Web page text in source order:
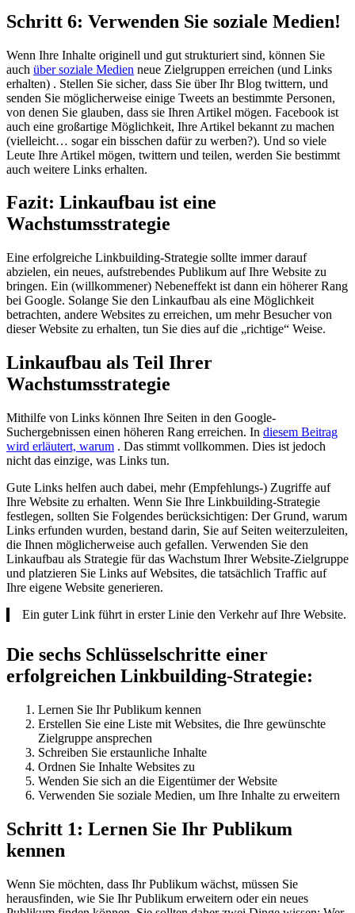
Schritt 6: Verwenden Sie soziale Medien!
Wenn Ihre Inhalte originell und gut strukturiert sind, können Sie
auch über soziale Medien neue Zielgruppen erreichen (und Links
erhalten) . Stellen Sie sicher, dass Sie über Ihr Blog twittern, und
senden Sie möglicherweise einige Tweets an bestimmte Personen,
von denen Sie glauben, dass sie Ihren Artikel mögen. Facebook ist
auch eine großartige Möglichkeit, Ihre Artikel bekannt zu machen
(vielleicht… sogar ein bisschen dafür zu werben?). Und so viele
Leute Ihre Artikel mögen, twittern und teilen, werden Sie bestimmt
auch weitere Links erhalten.
Fazit: Linkaufbau ist eine
Wachstumsstrategie
Eine erfolgreiche Linkbuilding-Strategie sollte immer darauf
abzielen, ein neues, aufstrebendes Publikum auf Ihre Website zu
bringen. Ein (willkommener) Nebeneffekt ist dann ein höherer Rang
bei Google. Solange Sie den Linkaufbau als eine Möglichkeit
betrachten, andere Websites zu erreichen, um mehr Besucher von
dieser Website zu erhalten, tun Sie dies auf die „richtige“ Weise.
Linkaufbau als Teil Ihrer
Wachstumsstrategie
Mithilfe von Links können Ihre Seiten in den Google-
Suchergebnissen einen höheren Rang erreichen. In diesem Beitrag
wird erläutert, warum . Das stimmt vollkommen. Dies ist jedoch
nicht das einzige, was Links tun.
Gute Links helfen auch dabei, mehr (Empfehlungs-) Zugriffe auf
Ihre Website zu erhalten. Wenn Sie Ihre Linkbuilding-Strategie
festlegen, sollten Sie Folgendes berücksichtigen: Der Grund, warum
Links erfunden wurden, bestand darin, Sie auf Seiten weiterzuleiten,
die Ihnen möglicherweise auch gefallen. Verwenden Sie den
Linkaufbau als Strategie für das Wachstum Ihrer Website-Zielgruppe
und platzieren Sie Links auf Websites, die tatsächlich Traffic auf
Ihre eigene Website generieren.
Ein guter Link führt in erster Linie den Verkehr auf Ihre Website.
Die sechs Schlüsselschritte einer
erfolgreichen Linkbuilding-Strategie:
Lernen Sie Ihr Publikum kennen
Erstellen Sie eine Liste mit Websites, die Ihre gewünschte
Zielgruppe ansprechen
Schreiben Sie erstaunliche Inhalte
Ordnen Sie Inhalte Websites zu
Wenden Sie sich an die Eigentümer der Website
Verwenden Sie soziale Medien, um Ihre Inhalte zu erweitern
Schritt 1: Lernen Sie Ihr Publikum
kennen
Wenn Sie möchten, dass Ihr Publikum wächst, müssen Sie
herausfinden, wie Sie Ihr Publikum erweitern oder ein neues